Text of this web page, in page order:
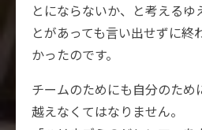
とにならないか、と考えるゆ
とがあっても言い出せずに終
かったのです。
チームのためにも自分のため
越えなくてはなりません。